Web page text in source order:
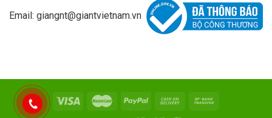
Email: giangnt@giantvietnam.vn